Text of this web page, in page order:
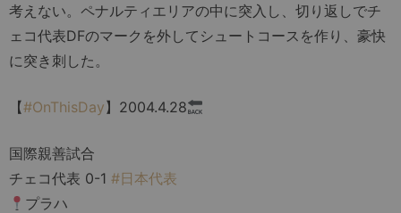
考えない。ペナルティエリアの中に突入し、切り返しでチ
ェコ代表DFのマークを外してシュートコースを作り、豪快
に突き刺した。
【#OnThisDay】2004.4.28
国際親善試合
チェコ代表 0-1 #日本代表
プラハ